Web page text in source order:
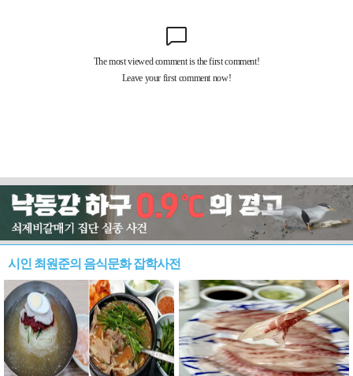
시인 최원준의 음식문화 잡학사전